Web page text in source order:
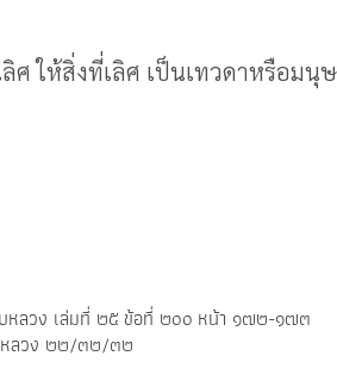
ให้สิ่งที่เลิศ เป็นเทวดาหรือมนุ
หลวง เล่มที่ ๒๕ ข้อที่ ๒๐๐ หน้า ๑๗๒-๑๗๓
หลวง ๒๒/๓๒/๓๒